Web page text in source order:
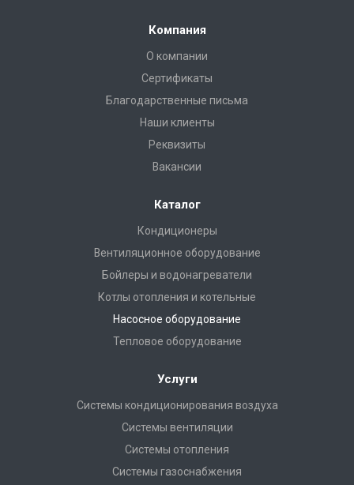
Компания
О компании
Сертификаты
Благодарственные письма
Наши клиенты
Реквизиты
Вакансии
Каталог
Кондиционеры
Вентиляционное оборудование
Бойлеры и водонагреватели
Котлы отопления и котельные
Насосное оборудование
Тепловое оборудование
Услуги
Системы кондиционирования воздуха
Системы вентиляции
Системы отопления
Системы газоснабжения